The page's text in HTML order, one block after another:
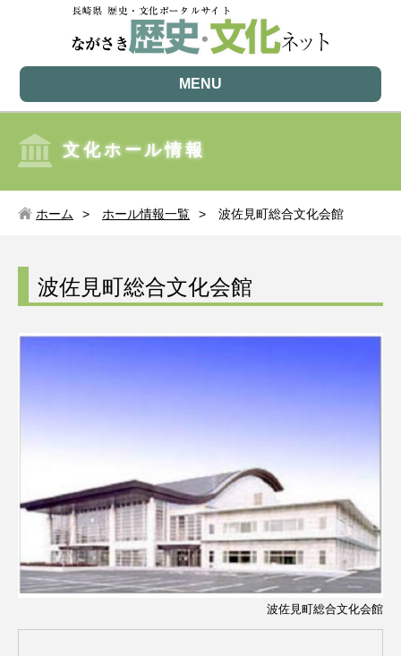
MENU
文化ホール情報
ホーム ホール情報一覧 波佐見町総合文化会館
波佐見町総合文化会館
波佐見町総合文化会館